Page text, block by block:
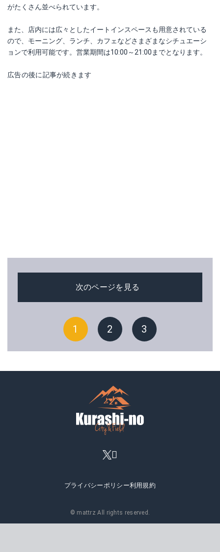
がたくさん並べられています。
また、店内には広々としたイートインスペースも用意されている
ので、モーニング、ランチ、カフェなどさまざまなシチュエーシ
ョンで利用可能です。営業期間は10:00～21:00までとなります。
広告の後に記事が続きます
次のページを見る
1 2 3
プライバシーポリシー利用規約
© mattrz All rights reserved.